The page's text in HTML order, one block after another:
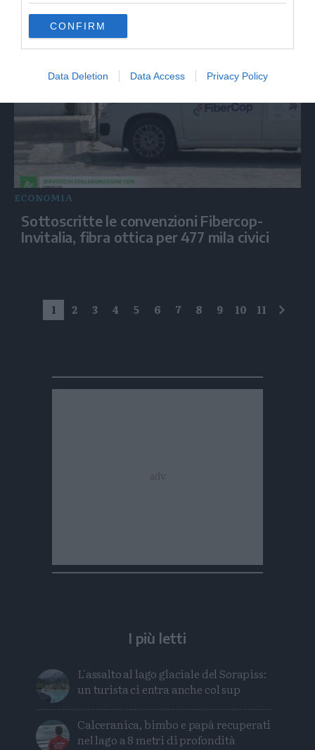
CONFIRM
Data Deletion Data Access Privacy Policy
Nomade»
ECONOMIA
Sottoscritte le convenzioni Fibercop-
Invitalia, fibra ottica per 477 mila civici
1 2 3 4 5 6 7 8 9 10 11
I più letti
L'assalto al lago glaciale del Sorapiss:
un turista ci entra anche col sup
Calceranica, bimbo e papà recuperati
nel lago a 8 metri di profondità